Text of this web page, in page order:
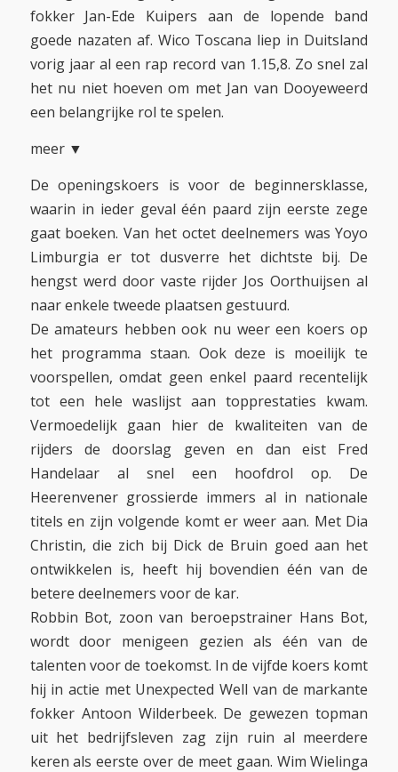
fokker Jan-Ede Kuipers aan de lopende band
goede nazaten af. Wico Toscana liep in Duitsland
vorig jaar al een rap record van 1.15,8. Zo snel zal
het nu niet hoeven om met Jan van Dooyeweerd
een belangrijke rol te spelen.
meer ▼
De openingskoers is voor de beginnersklasse,
waarin in ieder geval één paard zijn eerste zege
gaat boeken. Van het octet deelnemers was Yoyo
Limburgia er tot dusverre het dichtste bij. De
hengst werd door vaste rijder Jos Oorthuijsen al
naar enkele tweede plaatsen gestuurd.
De amateurs hebben ook nu weer een koers op
het programma staan. Ook deze is moeilijk te
voorspellen, omdat geen enkel paard recentelijk
tot een hele waslijst aan topprestaties kwam.
Vermoedelijk gaan hier de kwaliteiten van de
rijders de doorslag geven en dan eist Fred
Handelaar al snel een hoofdrol op. De
Heerenvener grossierde immers al in nationale
titels en zijn volgende komt er weer aan. Met Dia
Christin, die zich bij Dick de Bruin goed aan het
ontwikkelen is, heeft hij bovendien één van de
betere deelnemers voor de kar.
Robbin Bot, zoon van beroepstrainer Hans Bot,
wordt door menigeen gezien als één van de
talenten voor de toekomst. In de vijfde koers komt
hij in actie met Unexpected Well van de markante
fokker Antoon Wilderbeek. De gewezen topman
uit het bedrijfsleven zag zijn ruin al meerdere
keren als eerste over de meet gaan. Wim Wielinga